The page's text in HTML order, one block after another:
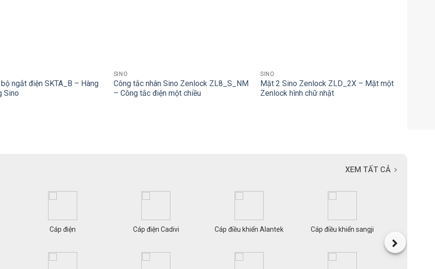
ngắt điện SKTA_B – Hàng
Sino
SINO
Công tắc nhân Sino Zenlock ZL8_S_NM
– Công tắc điện một chiều
SINO
Mặt 2 Sino Zenlock ZLD_2X – Mặt một
Zenlock hình chữ nhật
XEM TẤT CẢ
Cáp điện Cáp điện Cadivi Cáp điều khiển Alantek Cáp điều khiển sangji